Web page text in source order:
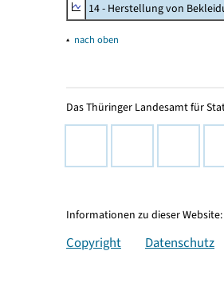
14 - Herstellung von
▴ nach oben
Das Thüringer Landesamt für
Informationen zu dieser Website:
Copyright Datenschutz